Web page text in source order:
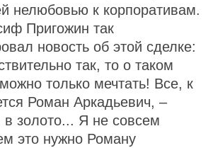
нелюбовью к корпоративам.
Пригожин так
новость об этой сделке:
так, то о таком
только мечтать! Все, к
Роман Аркадьевич, –
в золото... Я не совсем
это нужно Роману